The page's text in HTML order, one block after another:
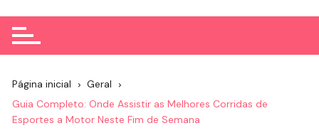
Página inicial
Geral
Guia Completo: Onde Assistir as Melhores Corridas de
Esportes a Motor Neste Fim de Semana